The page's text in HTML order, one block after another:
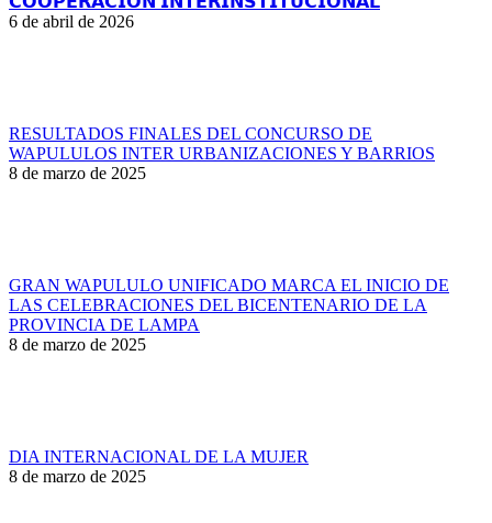
6 de abril de 2026
RESULTADOS FINALES DEL CONCURSO DE
WAPULULOS INTER URBANIZACIONES Y BARRIOS
8 de marzo de 2025
GRAN WAPULULO UNIFICADO MARCA EL INICIO DE
LAS CELEBRACIONES DEL BICENTENARIO DE LA
PROVINCIA DE LAMPA
8 de marzo de 2025
DIA INTERNACIONAL DE LA MUJER
8 de marzo de 2025